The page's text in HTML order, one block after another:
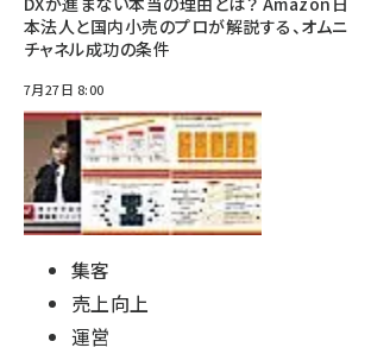
本法人と国内小売のプロが解説する、オムニ
チャネル成功の条件
7月27日 8:00
集客
売上向上
運営